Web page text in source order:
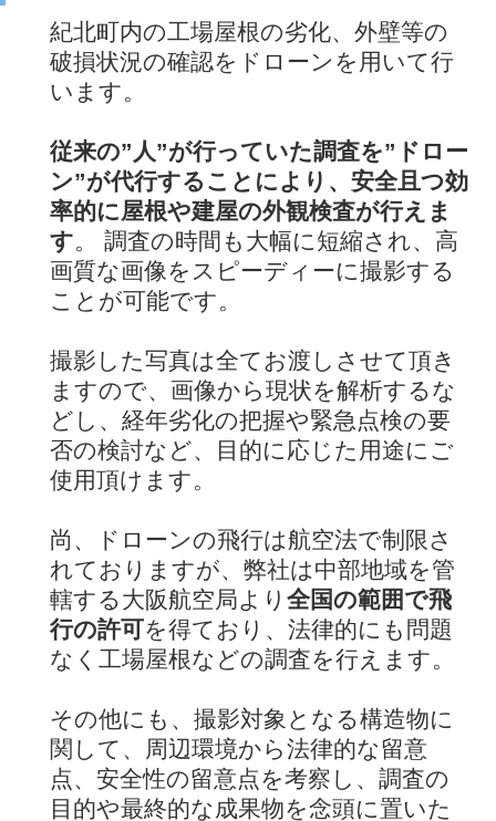
紀北町内の工場屋根の劣化、外壁等の
破損状況の確認をドローンを用いて行
います。
従来の”人”が行っていた調査を”ドロー
ン”が代行することにより、安全且つ効
率的に屋根や建屋の外観検査が行えま
す。 調査の時間も大幅に短縮され、高
画質な画像をスピーディーに撮影する
ことが可能です。
撮影した写真は全てお渡しさせて頂き
ますので、画像から現状を解析するな
どし、経年劣化の把握や緊急点検の要
否の検討など、目的に応じた用途にご
使用頂けます。
尚、ドローンの飛行は航空法で制限さ
れておりますが、弊社は中部地域を管
轄する大阪航空局より 全国の範囲で飛
行の許可を得ており、法律的にも問題
なく工場屋根などの調査を行えます。
その他にも、撮影対象となる構造物に
関して、周辺環境から法律的な留意
点、安全性の留意点を考察し、調査の
目的や最終的な成果物を念頭に置いた